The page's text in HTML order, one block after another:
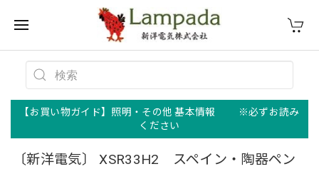
【お買い物ガイド】照明・その他 基本情報 ※必ずお読み
ください
〔新洋電気〕 XSR33H2 スペイン・陶器ペン